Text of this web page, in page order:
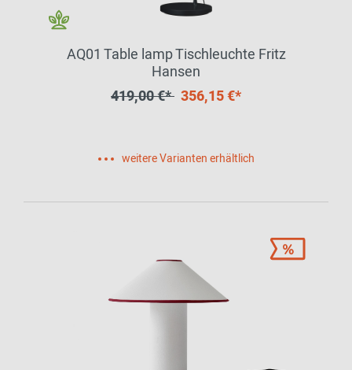
AQ01 Table lamp Tischleuchte Fritz
Hansen
419,00 €* 356,15 €*
weitere Varianten erhältlich